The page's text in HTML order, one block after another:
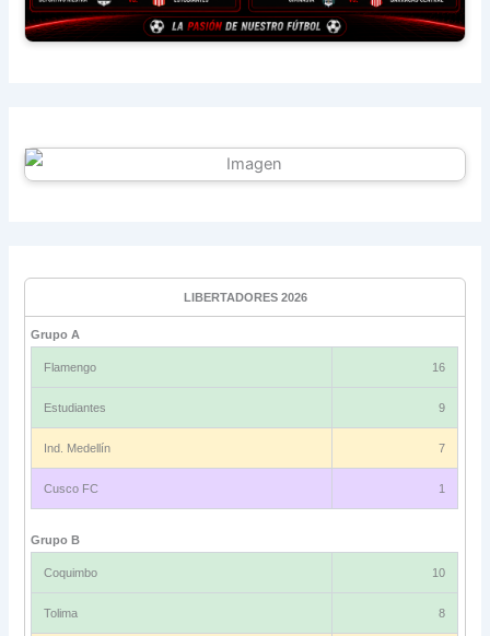
LIBERTADORES 2026
Grupo A
Flamengo 16
Estudiantes 9
Ind. Medellín 7
Cusco FC 1
Grupo B
Coquimbo 10
Tolima 8